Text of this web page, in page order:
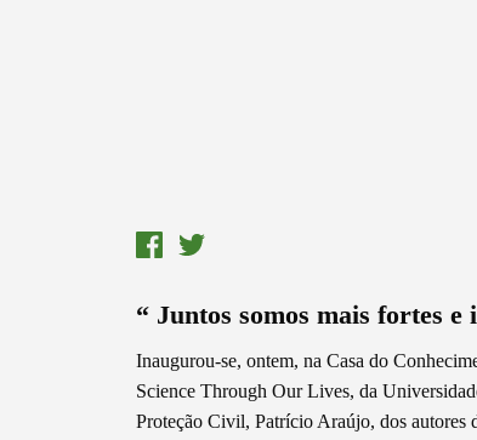
“ Juntos somos mais fortes
Inaugurou-se, ontem, na Casa do
Science Through Our Lives, da
Proteção Civil, Patrício Araújo, dos